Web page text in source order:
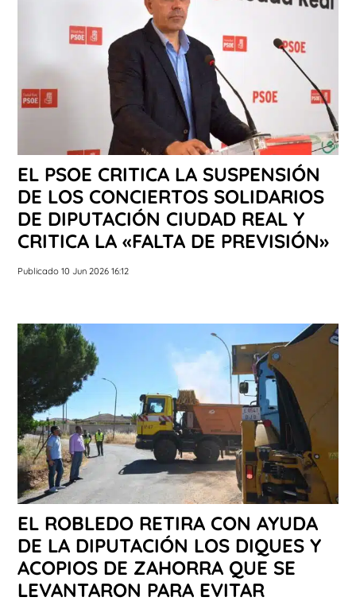
EL PSOE CRITICA LA SUSPENSIÓN
DE LOS CONCIERTOS SOLIDARIOS
DE DIPUTACIÓN CIUDAD REAL Y
CRITICA LA «FALTA DE PREVISIÓN»
Publicado 10 Jun 2026 16:12
EL ROBLEDO RETIRA CON AYUDA
DE LA DIPUTACIÓN LOS DIQUES Y
ACOPIOS DE ZAHORRA QUE SE
LEVANTARON PARA EVITAR